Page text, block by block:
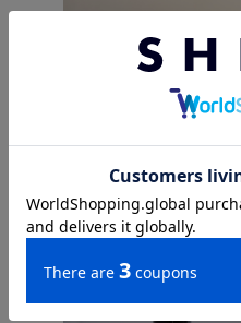
使用シーン：お出かけ先での
持ち運びしやすいサイズのプ
でも香りをつけ直したり、保湿
ン。
朝は香水・日中はボディミス